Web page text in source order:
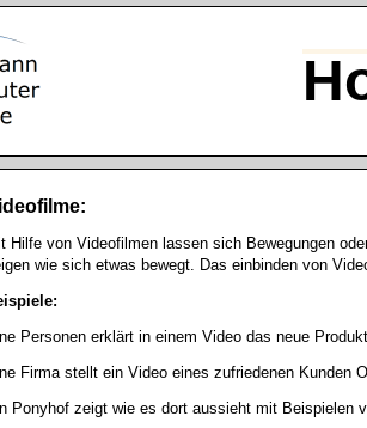
Hilfe von Videofilmen lassen sich Bewegungen
wie sich etwas bewegt. Das einbinden von
Personen erklärt in einem Video das neue
Firma stellt ein Video eines zufriedenen Kunden
Ponyhof zeigt wie es dort aussieht mit Beispielen